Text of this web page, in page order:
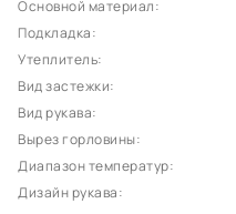
Основной материал:
Подкладка:
Утеплитель:
Вид застежки:
Вид рукава:
Вырез горловины:
Диапазон температур:
Дизайн рукава: